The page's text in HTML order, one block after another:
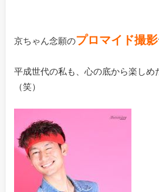
京ちゃん念願のプロマイド撮影
平成世代の私も、心の底から楽しめ
（笑）